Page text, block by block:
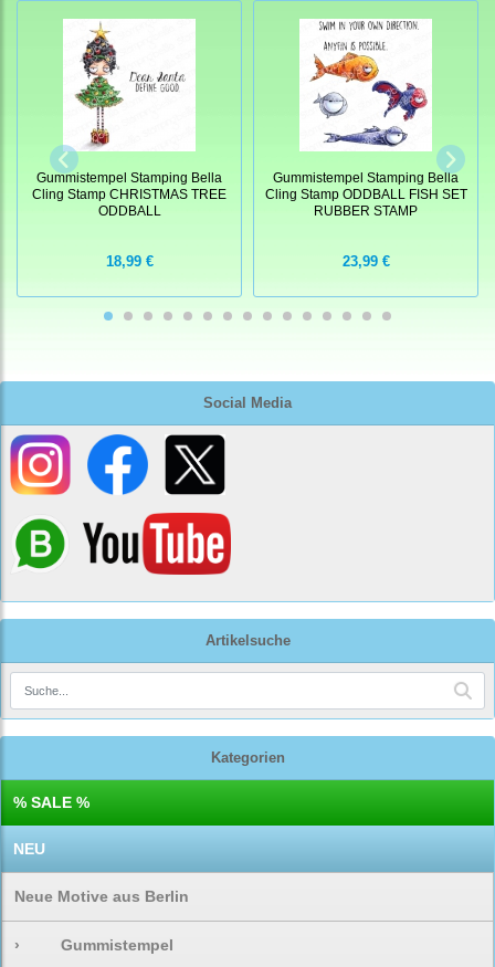
Social Media
Artikelsuche
Kategorien
% SALE %
NEU
Neue Motive aus Berlin
› Gummistempel
Gummistempel Stamping Bella
Cling Stamp CHRISTMAS TREE
ODDBALL
18,99 €
Gummistempel Stamping Bella
Cling Stamp ODDBALL FISH SET
RUBBER STAMP
23,99 €